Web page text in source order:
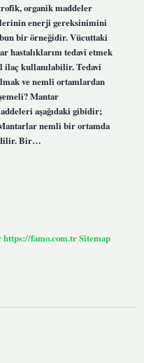
organik maddeler
enerji gereksinimini
bir örneğidir. Vücuttaki
hastalıklarını tedavi etmek
ilaç kullanılabilir. Tedavi
ve nemli ortamlardan
Mantar
aşağıdaki gibidir;
nemli bir ortamda
Bir…
https://famo.com.trSitemap